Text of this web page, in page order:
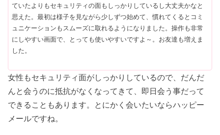
ていたよりもセキュリティの面もしっかりしているし大丈夫かなと
思えた。最初は様子を見ながら少しずつ始めて、慣れてくるとコミ
ュニケーションもスムーズに取れるようになりました。操作も非常
にしやすい画面で、とっても使いやすいですよ～。お友達も増えま
した。
女性もセキュリティ面がしっかりしているので、だんだ
んと会うのに抵抗がなくなってきて、即日会う事だって
できることもあります。とにかく会いたいならハッピー
メールですね。